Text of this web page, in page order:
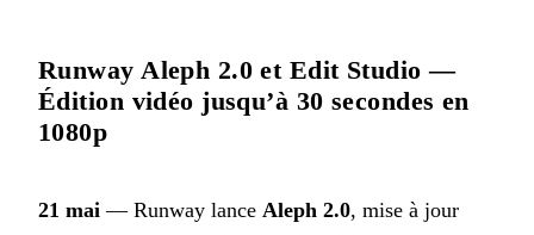
Runway Aleph 2.0 et Edit Studio —
Édition vidéo jusqu’à 30 secondes en
1080p
21 mai — Runway lance Aleph 2.0, mise à jour